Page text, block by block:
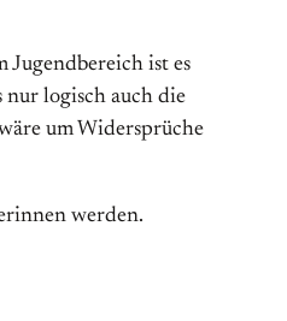
Jugendbereich ist es
nur logisch auch die
um Widersprüche
werden.